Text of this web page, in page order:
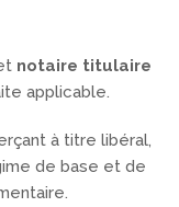
notaire titulaire
applicable.
à titre libéral,
de base et de